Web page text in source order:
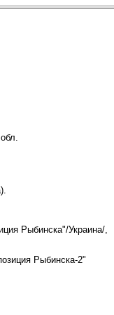
Рыбинска"/Украина/,
Рыбинска-2"